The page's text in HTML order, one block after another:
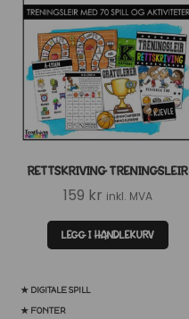
★ DIGITALE SPILL
★ FONTER
RETTSKRIVING TRENINGSLEIR
159 kr inkl. MVA
LEGG I HANDLEKURV